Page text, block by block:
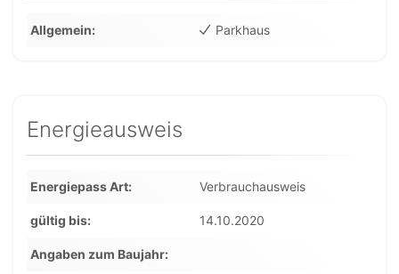
Allgemein Parkhaus
Energieausweis
Energiepass Art Verbrauchausweis
gültig bis 14.10.2020
Angaben zum Baujahr